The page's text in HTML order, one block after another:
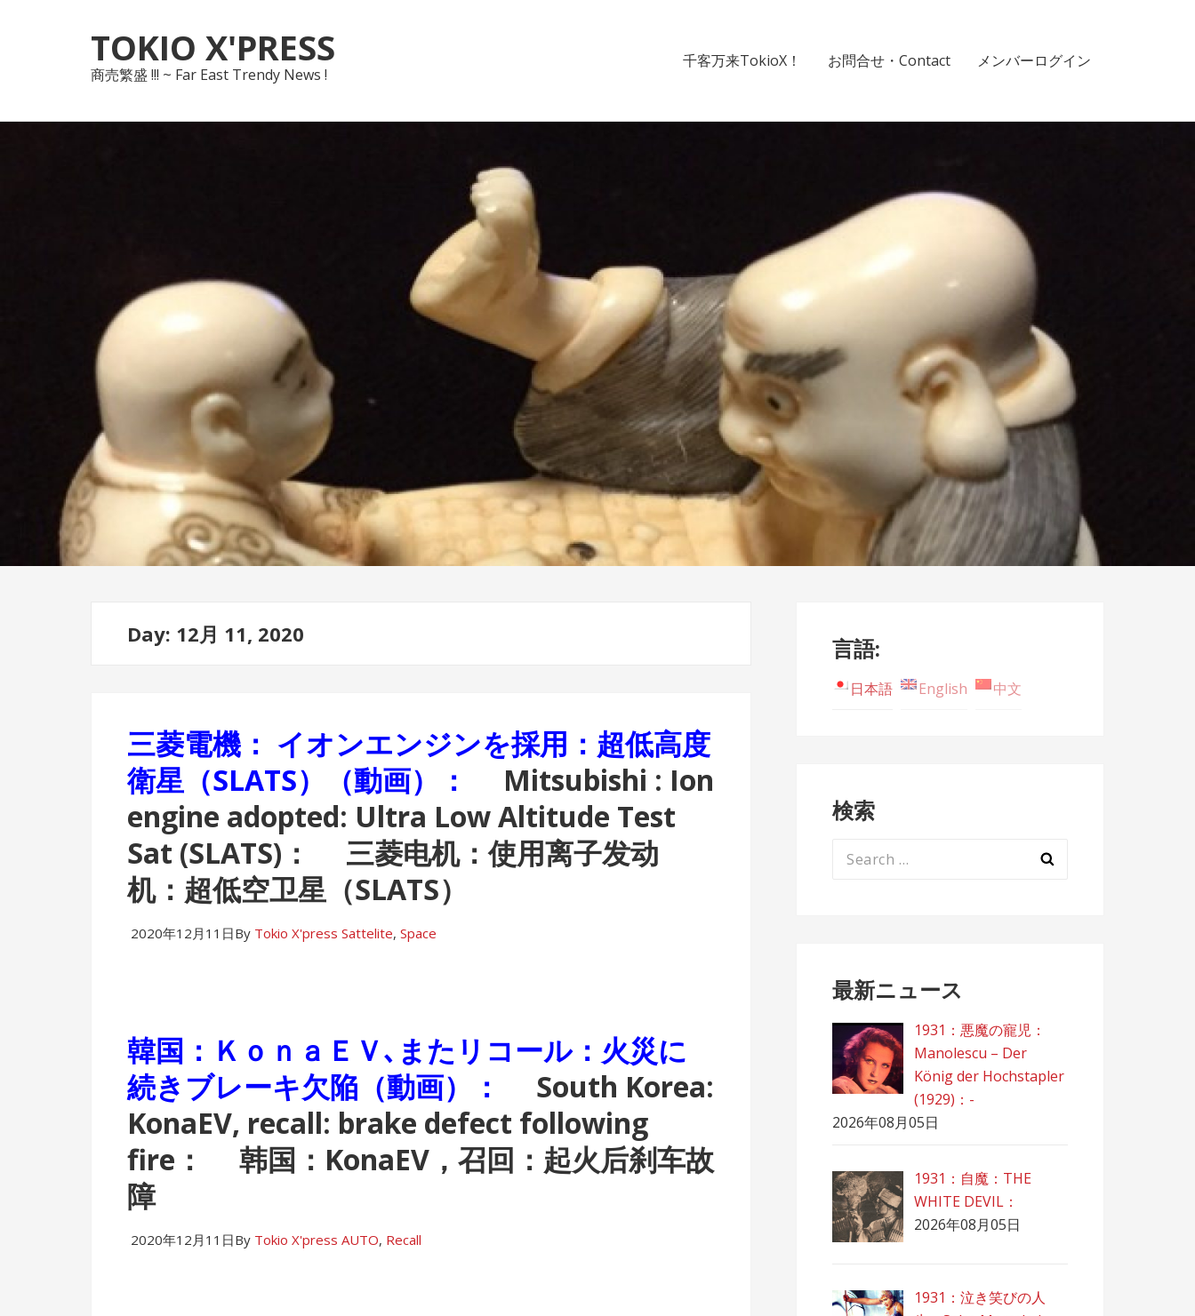
to
navigation
to
content
TOKIO X'PRESS
商売繁盛 !!! ~ Far East Trendy News !
千客万来TokioX！ お問合せ・Contact メンバーログイン
Day: 12月 11, 2020
三菱電機： イオンエンジンを採用：超低高度
衛星（SLATS）（動画）：
Mitsubishi : Ion
engine adopted: Ultra Low Altitude Test
Sat (SLATS)：
三菱电机：使用离子发动
机：超低空卫星（SLATS）
2020年12月11日By Tokio X'press Sattelite, Space
韓国：ＫｏｎａＥＶ､またリコール：火災に
続きブレーキ欠陥（動画）：
South Korea:
KonaEV, recall: brake defect following
fire：
韩国：KonaEV，召回：起火后刹车故
障
2020年12月11日By Tokio X'press AUTO, Recall
言語:
日本語 English 中文
検索
Search
最新ニュース
1931：悪魔の寵児：
Manolescu – Der
König der Hochstapler
(1929)：-
2026年08月05日
1931：自魔：ТHЕ
WHITE DEVIL：
2026年08月05日
1931：泣き笑びの人